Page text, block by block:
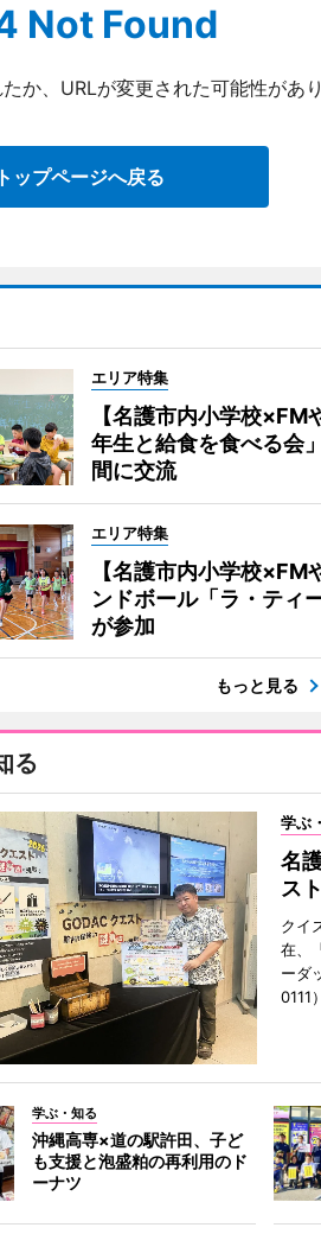
Not Found
か、URLが変更された可能性があり
ップページへ戻る
エリア特集
【名護市内小学校
年生と給食を食べる会
間に交流
エリア特集
【名護市内小学校
ンドボール「ラ・テ
が参加
もっと見る
る
学ぶ
名
ス
クイ
在、
ーダ
0111
学ぶ・知る
沖縄高専×道の駅許田、子ど
も支援と泡盛粕の再利用のド
ーナツ